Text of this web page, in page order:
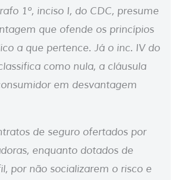
1º, inciso I, do CDC, presume
que ofende os princípios
a que pertence. Já o inc. IV do
como nula, a cláusula
em desvantagem
de seguro ofertados por
enquanto dotados de
por não socializarem o risco e